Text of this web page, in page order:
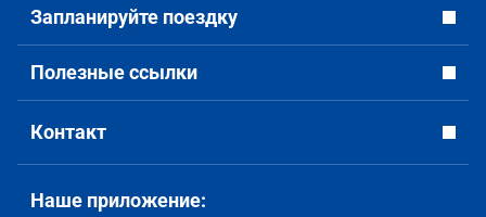
Запланируйте поездку
Полезные ссылки
Контакт
Наше приложение: